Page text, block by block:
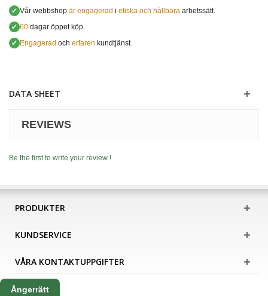
✔ Vår webbshop är engagerad i etiska och hållbara arbetssätt.
✔ 60 dagar öppet köp.
✔ Engagerad och erfaren kundtjänst.
DATA SHEET
REVIEWS
Be the first to write your review !
PRODUKTER
KUNDSERVICE
VÅRA KONTAKTUPPGIFTER
Ångerrätt